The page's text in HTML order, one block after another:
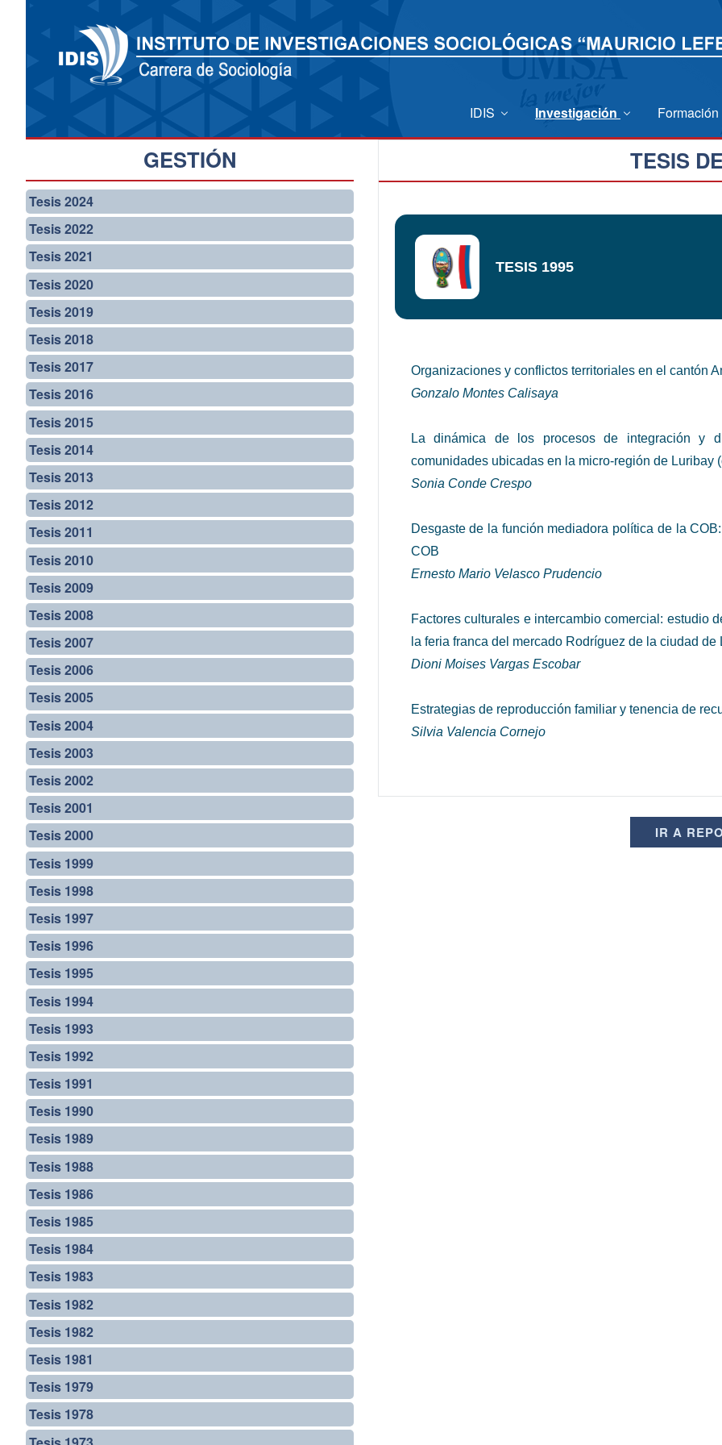
IDIS Investigación Formación
GESTIÓN
Tesis 2024
Tesis 2022
Tesis 2021
Tesis 2020
Tesis 2019
Tesis 2018
Tesis 2017
Tesis 2016
Tesis 2015
Tesis 2014
Tesis 2013
Tesis 2012
Tesis 2011
Tesis 2010
Tesis 2009
Tesis 2008
Tesis 2007
Tesis 2006
Tesis 2005
Tesis 2004
Tesis 2003
Tesis 2002
Tesis 2001
Tesis 2000
Tesis 1999
Tesis 1998
Tesis 1997
Tesis 1996
Tesis 1995
Tesis 1994
Tesis 1993
Tesis 1992
Tesis 1991
Tesis 1990
Tesis 1989
Tesis 1988
Tesis 1986
Tesis 1985
Tesis 1984
Tesis 1983
Tesis 1982
Tesis 1982
Tesis 1981
Tesis 1979
Tesis 1978
TESIS
TESIS 1995
Organizaciones y conflictos territoriales en el cantón
Gonzalo Montes Calisaya
La dinámica de los procesos de integración y
comunidades ubicadas en la micro-región de Luribay
Sonia Conde Crespo
Desgaste de la función mediadora política de la
COB
Ernesto Mario Velasco Prudencio
Factores culturales e intercambio comercial: estudio
la feria franca del mercado Rodríguez de la ciudad de
Dioni Moises Vargas Escobar
Estrategias de reproducción familiar y tenencia de
Silvia Valencia Cornejo
IR A